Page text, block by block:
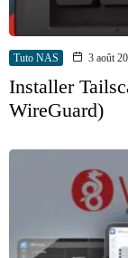
Tuto NAS 3 août
Installer
WireGuard)